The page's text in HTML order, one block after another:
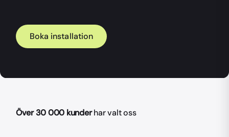
Boka installation
Över 30 000 kunderhar valt oss